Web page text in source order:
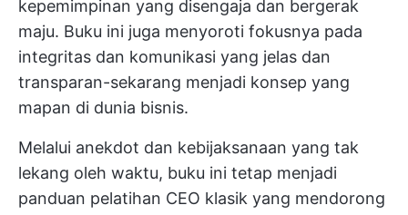
kepemimpinan yang disengaja dan bergerak
maju. Buku ini juga menyoroti fokusnya pada
integritas dan komunikasi yang jelas dan
transparan-sekarang menjadi konsep yang
mapan di dunia bisnis.
Melalui anekdot dan kebijaksanaan yang tak
lekang oleh waktu, buku ini tetap menjadi
panduan pelatihan CEO klasik yang mendorong